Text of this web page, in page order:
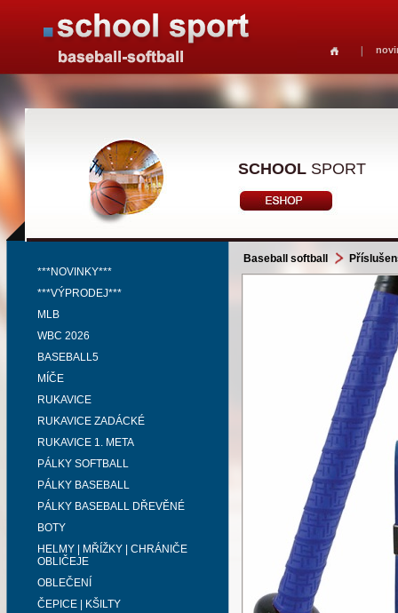
SCHOOL SPORT
***NOVINKY***
***VÝPRODEJ***
MLB
WBC 2026
BASEBALL5
MÍČE
RUKAVICE
RUKAVICE ZADÁCKÉ
RUKAVICE 1. META
PÁLKY SOFTBALL
PÁLKY BASEBALL
PÁLKY BASEBALL DŘEVĚNÉ
BOTY
HELMY | MŘÍŽKY | CHRÁNIČE
OBLIČEJE
OBLEČENÍ
ČEPICE | KŠILTY
Baseball softball